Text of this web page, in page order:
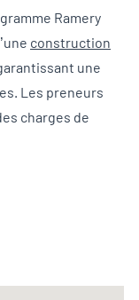
Ramery
construction
une
Les preneurs
charges de